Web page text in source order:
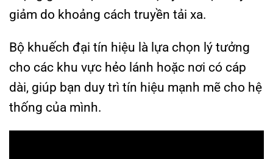
giảm do khoảng cách truyền tải xa.
Bộ khuếch đại tín hiệu là lựa chọn lý tưởng
cho các khu vực hẻo lánh hoặc nơi có cáp
dài, giúp bạn duy trì tín hiệu mạnh mẽ cho hệ
thống của mình.